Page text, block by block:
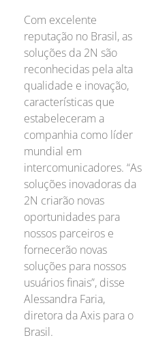
Com excelente
reputação no Brasil, as
soluções da 2N são
reconhecidas pela alta
qualidade e inovação,
características que
estabeleceram a
companhia como líder
mundial em
intercomunicadores. “As
soluções inovadoras da
2N criarão novas
oportunidades para
nossos parceiros e
fornecerão novas
soluções para nossos
usuários finais”, disse
Alessandra Faria,
diretora da Axis para o
Brasil.